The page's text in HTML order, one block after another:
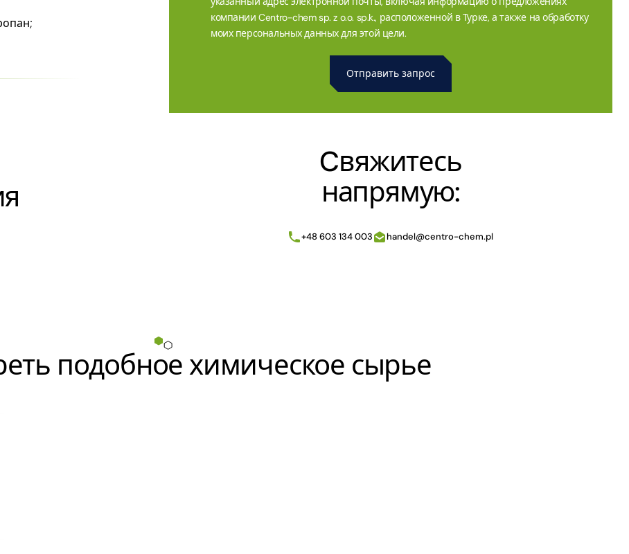
компании Centro-chem sp. z o.o. sp.k., расположенной в Турке, а также на обработку
моих персональных данных для этой цели.
Cвяжитесь
напрямую:
+48 603 134 003 handel@centro-chem.pl
подобное химическое сырье